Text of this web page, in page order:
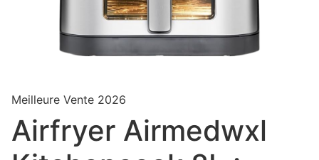
Meilleure Vente 2026
Airfryer Airmedwxl